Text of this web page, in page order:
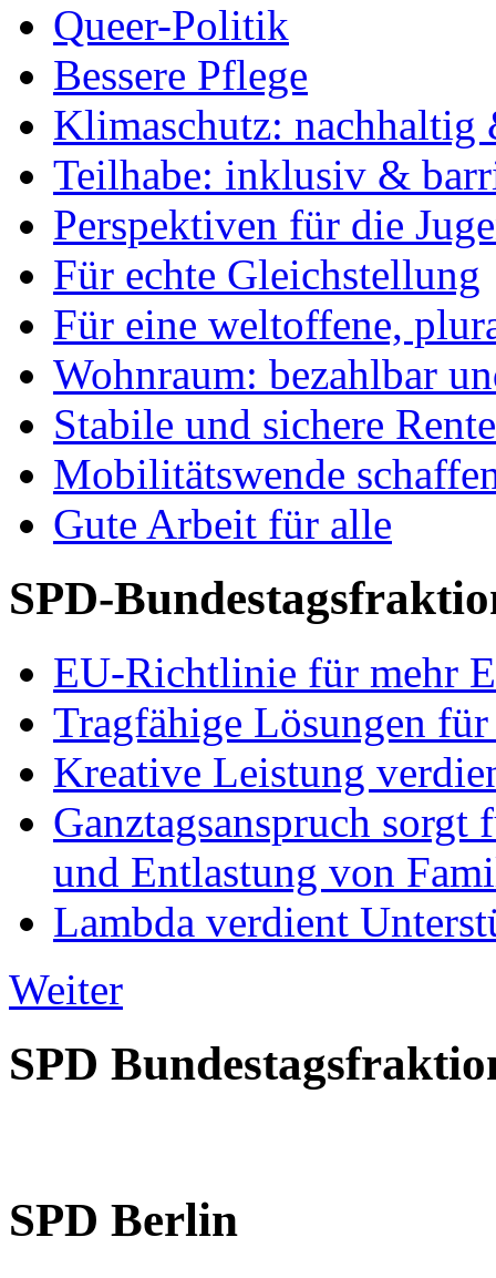
Queer-Politik
Bessere Pflege
Klimaschutz: nachhaltig
Teilhabe: inklusiv &
Perspektiven für die
Für echte Gleichstellung
Für eine weltoffene,
Wohnraum: bezahlbar
Stabile und sichere
Mobilitätswende
Gute Arbeit für alle
SPD-
EU-Richtlinie für mehr
Tragfähige Lösungen
Kreative Leistung
Ganztagsanspruch
und Entlastung von
Lambda verdient
Weiter
SPD
SPD Berlin